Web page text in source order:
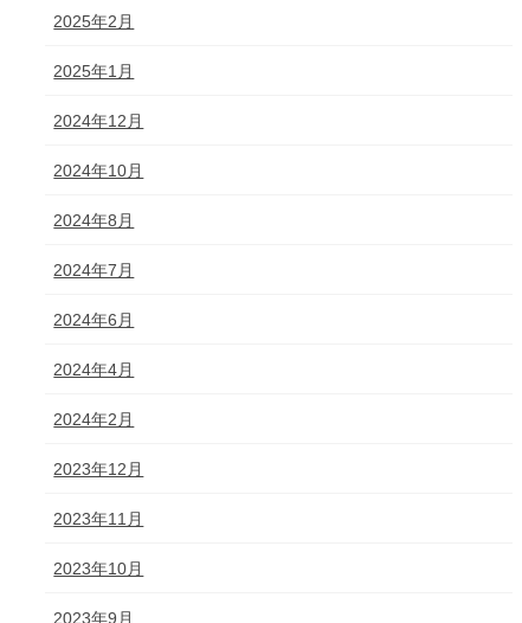
2025年2月
2025年1月
2024年12月
2024年10月
2024年8月
2024年7月
2024年6月
2024年4月
2024年2月
2023年12月
2023年11月
2023年10月
2023年9月